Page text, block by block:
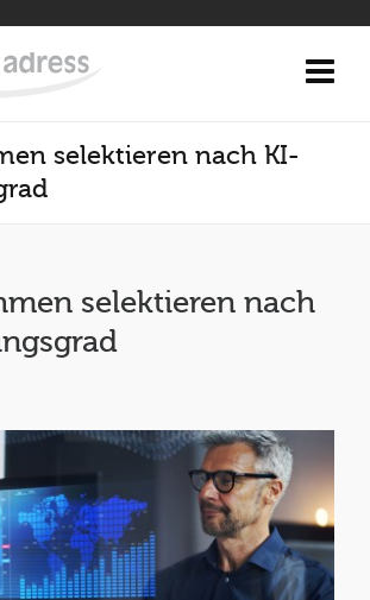
selektieren nach KI-
selektieren nach